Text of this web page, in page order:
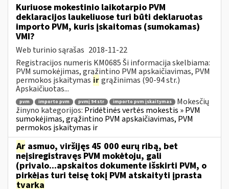
Kuriuose mokestinio laikotarpio PVM
deklaracijos laukeliuose turi būti deklaruotas
importo PVM, kuris įskaitomas (sumokamas)
VMI?
Web turinio sąrašas 2018-11-22
Registracijos numeris KM0685 Ši informacija skelbiama:
PVM sumokėjimas, grąžintino PVM apskaičiavimas, PVM
permokos įskaitymas irgrąžinimas (90-94 str.)
Apskaičiuotas...
pvm importo pvm pvmį 94 str importo pvm įskaitymas
Mokesčių
žinyno kategorijos: Pridėtinės vertės mokestis » PVM
sumokėjimas, grąžintino PVM apskaičiavimas, PVM
permokos įskaitymas ir
Ar asmuo, viršijęs 45 000 eurų ribą, bet
neįsiregistravęs PVM mokėtoju, gali
(privalo...apskaitos dokumente išskirti PVM, o
pirkėjas turi teisę tokį PVM atskaityti įprasta
tvarka